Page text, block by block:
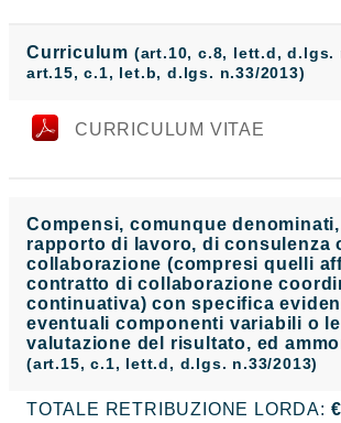
Curriculum (art.10, c.8, lett.d, d.lgs.
art.15, c.1, let.b, d.lgs. n.33/2013)
CURRICULUM VITAE
Compensi, comunque denominati,
rapporto di lavoro, di consulenza
collaborazione (compresi quelli
contratto di collaborazione
continuativa) con specifica
eventuali componenti variabili o
valutazione del risultato, ed
(art.15, c.1, lett.d, d.lgs. n.33/2013)
TOTALE RETRIBUZIONE LORDA: